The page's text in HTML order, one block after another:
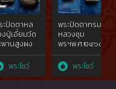
ะปิดตาหล
งปู่เอี่ยมวัด
พานสูงผง
กรักรารัก
ายุคแรก
.๒๔๓๑พิมพ์
วจุฬา{rare
พระโชว์
พระปิดตากรม
หลวงชุม
พรฯพ.ศ.๒๔๖๐ผง
คลุกรักไม่ผ่าน
การใช้{rare
show}หลวงปู่
ศุขวัดปาก
พระโชว์